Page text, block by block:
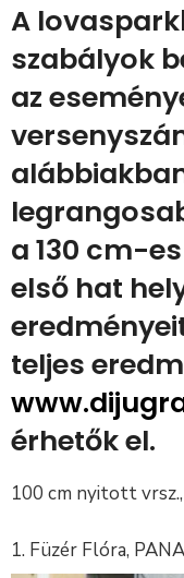
A
szabályok
az
a 130 cm-
első hat
teljes
érhetők el.
100 cm nyitott
Füzér Flóra,